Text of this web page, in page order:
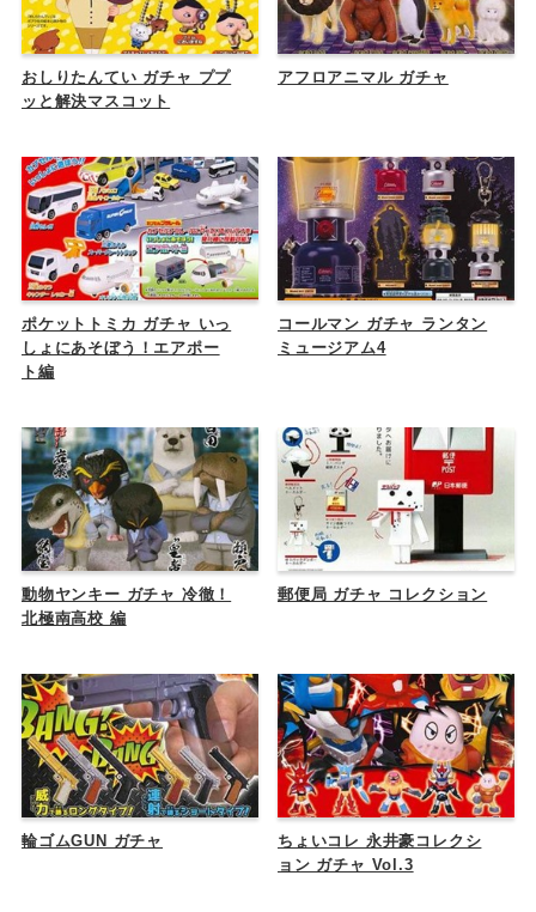
おしりたんてい ガチャ ププ
ッと解決マスコット
アフロアニマル ガチャ
ポケットトミカ ガチャ いっ
しょにあそぼう！エアポー
ト編
コールマン ガチャ ランタン
ミュージアム4
動物ヤンキー ガチャ 冷徹！
北極南高校 編
郵便局 ガチャ コレクション
輪ゴムGUN ガチャ
ちょいコレ 永井豪コレクシ
ョン ガチャ Vol.3